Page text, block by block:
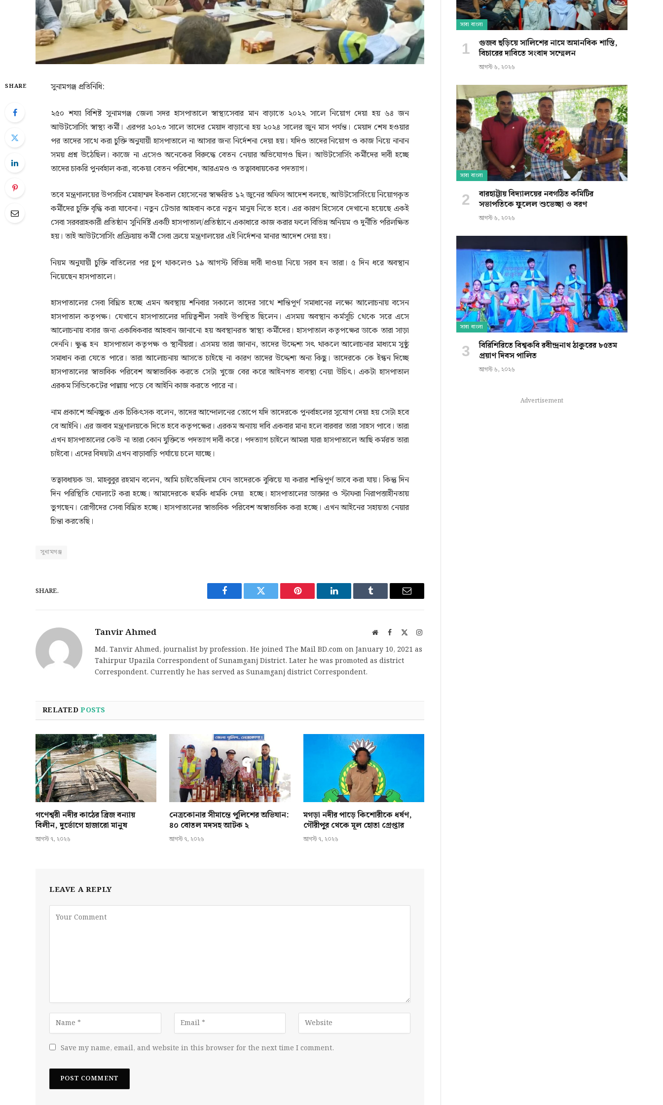
SHARE সুনামগঞ্জ প্রতিনিধি:
২৫০ শয্যা বিশিষ্ট সুনামগঞ্জ জেলা সদর হাসপাতালে স্বাস্থ্যসেবার মান বাড়াতে ২০২২ সালে নিয়োগ দেয়া হয় ৬৪ জন
আউটসোর্সিং স্বাস্থ্য কর্মী। এরপর ২০২৩ সালে তাদের মেয়াদ বাড়ানো হয় ২০২৪ সালের জুন মাস পর্যন্ত। মেয়াদ শেষ হওয়ার
পর তাদের সাথে করা চুক্তি অনুযায়ী হাসপাতালে না আসার জন্য নির্দেশনা দেয়া হয়। যদিও তাদের নিয়োগ ও কাজ নিয়ে নানান
সময় প্রশ্ন উঠেছিল। কাজে না এসেও অনেকের বিরুদ্ধে বেতন নেয়ার অভিযোগও ছিল। আউটসোর্সিং কর্মীদের দাবী হচ্ছে
তাদের চাকরি পুনর্বহাল করা, বকেয়া বেতন পরিশোধ, আরএমও ও তত্বাবধায়কের পদত্যাগ।
তবে মন্ত্রণালয়ের উপসচিব মোহাম্মদ ইকবাল হোসেনের স্বাক্ষরিত ১২ জুনের অফিস আদেশ বলছে, আউটসোর্সিংয়ে নিয়োগকৃত
কর্মীদের চুক্তি বৃদ্ধি করা যাবেনা। নতুন টেন্ডার আহবান করে নতুন মানুষ নিতে হবে। এর কারণ হিসেবে দেখানো হয়েছে একই
সেবা সরবরাহকারী প্রতিষ্ঠান সুনির্দিষ্ট একটি হাসপাতাল/প্রতিষ্ঠানে একাধারে কাজ করার ফলে বিভিন্ন অনিয়ম ও দুর্নীতি পরিলক্ষিত
হয়। তাই আউটসোর্সিং প্রক্রিয়ায় কর্মী সেবা ক্রয়ে মন্ত্রণালয়ের এই নির্দেশনা মানার আদেশ দেয়া হয়।
নিয়ম অনুযায়ী চুক্তি বাতিলের পর চুপ থাকলেও ১৯ আগস্ট বিভিন্ন দাবী দাওয়া নিয়ে সরব হন তারা। ৫ দিন ধরে অবস্থান
নিয়েছেন হাসপাতালে।
হাসপাতালের সেবা বিঘ্নিত হচ্ছে এমন অবস্থায় শনিবার সকালে তাদের সাথে শান্তিপূর্ণ সমাধানের লক্ষ্যে আলোচনায় বসেন
হাসপাতাল কতৃপক্ষ। যেখানে হাসপাতালের দায়িত্বশীল সবাই উপস্থিত ছিলেন। এসময় অবস্থান কর্মসূচি থেকে সরে এসে
আলোচনায় বসার জন্য একাধিকবার আহবান জানানো হয় অবস্থানরত স্বাস্থ্য কর্মীদের। হাসপাতাল কতৃপক্ষের ডাকে তারা সাড়া
দেননি। ক্ষুব্ধ হন হাসপাতাল কতৃপক্ষ ও স্থানীয়রা। এসময় তারা জানান, তাদের উদ্দেশ্য সৎ থাকলে আলোচনার মাধ্যমে সুষ্ঠু
সমাধান করা যেতে পারে। তারা আলোচনায় আসতে চাইছে না কারণ তাদের উদ্দেশ্য অন্য কিছু। তাদেরকে কে ইন্ধন দিচ্ছে
হাসপাতালের স্বাভাবিক পরিবেশ অস্বাভাবিক করতে সেটা খুজে বের করে আইনগত ব্যবস্থা নেয়া উচিৎ। একটা হাসপাতাল
এরকম সিন্ডিকেটের পাল্লায় পড়ে বে আইনি কাজ করতে পারে না।
নাম প্রকাশে অনিচ্ছুক এক চিকিৎসক বলেন, তাদের আন্দোলনের তোপে যদি তাদেরকে পুনর্বাহলের সুযোগ দেয়া হয় সেটা হবে
বে আইনি। এর জবাব মন্ত্রণালয়কে দিতে হবে কতৃপক্ষের। এরকম অন্যায় দাবি একবার মানা হলে বারবার তারা সাহস পাবে। তারা
এখন হাসপাতালের কেউ না তারা কোন যুক্তিতে পদত্যাগ দাবী করে। পদত্যাগ চাইলে আমরা যারা হাসপাতালে আছি কর্মরত তারা
চাইবো। এদের বিষয়টা এখন বাড়াবাড়ি পর্যায়ে চলে যাচ্ছে।
তত্বাবধায়ক ডা. মাহবুবুর রহমান বলেন, আমি চাইতেছিলাম যেন তাদেরকে বুঝিয়ে যা করার শান্তিপূর্ণ ভাবে করা যায়। কিন্তু দিন
দিন পরিস্থিতি ঘোলাটে করা হচ্ছে। আমাদেরকে হুমকি ধামকি দেয়া হচ্ছে। হাসপাতালের ডাক্তার ও স্টাফরা নিরাপত্তাহীনতায়
ভুগছেন। রোগীদের সেবা বিঘ্নিত হচ্ছে। হাসপাতালের স্বাভাবিক পরিবেশ অস্বাভাবিক করা হচ্ছে। এখন আইনের সহায়তা নেয়ার
চিন্তা করতেছি।
সুনামগঞ্জ
SHARE.
Facebook Twitter Pinterest LinkedIn Tumblr Email
Tanvir Ahmed WebsiteFacebook Instagram
Md. Tanvir Ahmed, journalist by profession. He joined The Mail BD.com on January 10, 2021 as
Tahirpur Upazila Correspondent of Sunamganj District. Later he was promoted as district
Correspondent. Currently he has served as Sunamganj district Correspondent.
RELATEDPOSTS
গণেশ্বরী নদীর কাঠের ব্রিজ বন্যায়
বিলীন, দুর্ভোগে হাজারো মানুষ
আগস্ট ৭, ২০২৬
নেত্রকোনার সীমান্তে পুলিশের অভিযান:
৪০ বোতল মদসহ আটক ২
আগস্ট ৭, ২০২৬
মগড়া নদীর পাড়ে কিশোরীকে ধর্ষণ,
গৌরীপুর থেকে মূল হোতা গ্রেপ্তার
আগস্ট ৭, ২০২৬
LEAVE A REPLY
Save my name, email, and website in this browser for the next time I comment.
সারা বাংলা
গুজব ছড়িয়ে সালিশের নামে অমানবিক শাস্তি,
বিচারের দাবিতে সংবাদ সম্মেলন
আগস্ট ৬, ২০২৬
সারা বাংলা
বারহাট্টায় বিদ্যালয়ের নবগঠিত কমিটির
সভাপতিকে ফুলেল শুভেচ্ছা ও বরণ
আগস্ট ৬, ২০২৬
সারা বাংলা
বিরিশিরিতে বিশ্বকবি রবীন্দ্রনাথ ঠাকুরের ৮৫তম
প্রয়াণ দিবস পালিত
আগস্ট ৬, ২০২৬
Advertisement